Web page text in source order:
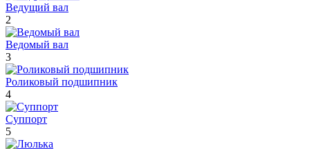
Ведущий вал
2
Ведомый вал
3
Роликовый подшипник
4
Суппорт
5